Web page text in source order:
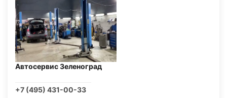
Автосервис Зеленоград
+7 (495) 431-00-33